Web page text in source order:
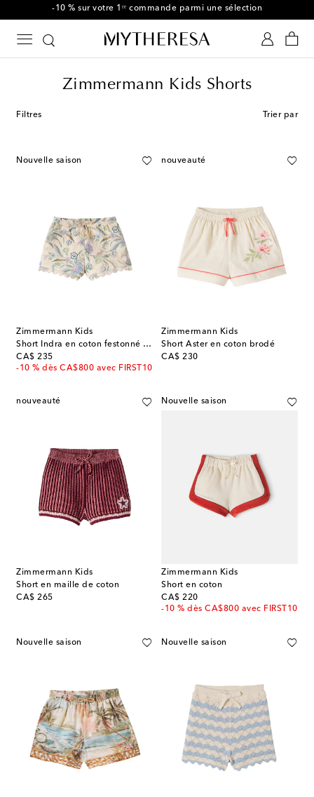
-10 % sur votre 1ʳᵉ commande parmi une sélection
Zimmermann Kids Shorts
Filtres Trier par
Nouvelle saison
Zimmermann Kids
Short Indra en coton festonné à imprimé floral
CA$ 235
original price
-10 % dès CA$800 avec FIRST10
nouveauté
Zimmermann Kids
Short Aster en coton brodé
CA$ 230
original price
nouveauté
Zimmermann Kids
Short en maille de coton
CA$ 265
original price
Nouvelle saison
Zimmermann Kids
Short en coton
CA$ 220
original price
-10 % dès CA$800 avec FIRST10
Nouvelle saison Nouvelle saison